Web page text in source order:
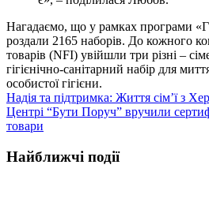
Нагадаємо, що у рамках програми
роздали 2165 наборів. До кожного
товарів (NFI) увійшли три різні –
гігієнічно-санітарний набір для
особистої гігієни.
Надія та підтримка: Життя сім’ї з
Центрі “Бути Поруч” вручили
товари
Найближчі події